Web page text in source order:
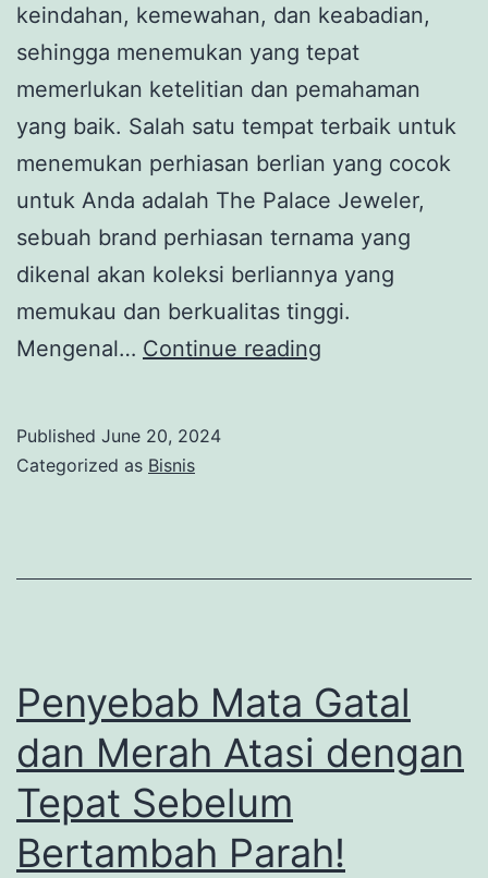
keindahan, kemewahan, dan keabadian,
sehingga menemukan yang tepat
memerlukan ketelitian dan pemahaman
yang baik. Salah satu tempat terbaik untuk
menemukan perhiasan berlian yang cocok
untuk Anda adalah The Palace Jeweler,
sebuah brand perhiasan ternama yang
dikenal akan koleksi berliannya yang
memukau dan berkualitas tinggi.
Mengenal… Continue reading
THE
PALACE
Jeweler
Published June 20, 2024
Categorized as Bisnis
Penyebab Mata Gatal
dan Merah Atasi dengan
Tepat Sebelum
Bertambah Parah!